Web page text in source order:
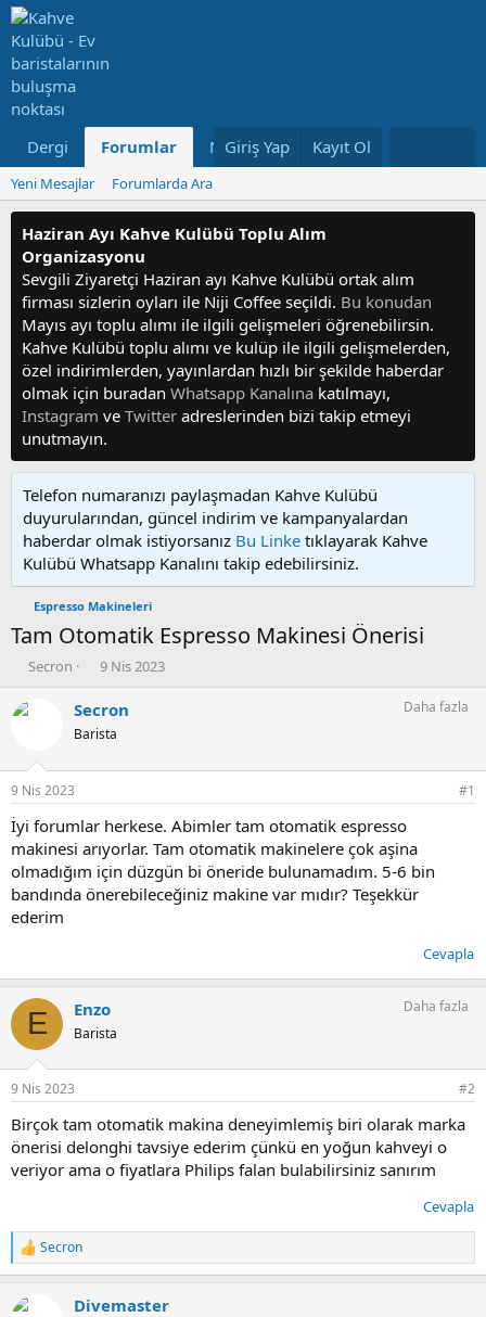
Dergi Forumlar Neler Yeni Kullanıcılar
Giriş Yap Kayıt Ol
Yeni Mesajlar Forumlarda Ara
Haziran Ayı Kahve Kulübü Toplu Alım
Organizasyonu
Sevgili Ziyaretçi Haziran ayı Kahve Kulübü ortak alım
firması sizlerin oyları ile Niji Coffee seçildi. Bu konudan
Mayıs ayı toplu alımı ile ilgili gelişmeleri öğrenebilirsin.
Kahve Kulübü toplu alımı ve kulüp ile ilgili gelişmelerden,
özel indirimlerden, yayınlardan hızlı bir şekilde haberdar
olmak için buradan Whatsapp Kanalına katılmayı,
Instagram ve Twitter adreslerinden bizi takip etmeyi
unutmayın.
Telefon numaranızı paylaşmadan Kahve Kulübü
duyurularından, güncel indirim ve kampanyalardan
haberdar olmak istiyorsanız Bu Linke tıklayarak Kahve
Kulübü Whatsapp Kanalını takip edebilirsiniz.
Espresso Makineleri
Tam Otomatik Espresso Makinesi Önerisi
K
n
u
b
a
ş
a
t
a
n
Secron
B
ş
a
ı
ç
a
r
i
9 Nis 2023
Secron
Barista
Daha fazla
9 Nis 2023 #1
İyi forumlar herkese. Abimler tam otomatik espresso
makinesi arıyorlar. Tam otomatik makinelere çok aşina
olmadığım için düzgün bi öneride bulunamadım. 5-6 bin
bandında önerebileceğiniz makine var mıdır? Teşekkür
ederim
Cevapla
E Enzo
Barista
Daha fazla
9 Nis 2023 #2
Birçok tam otomatik makina deneyimlemiş biri olarak marka
önerisi delonghi tavsiye ederim çünkü en yoğun kahveyi o
veriyor ama o fiyatlara Philips falan bulabilirsiniz sanırım
Cevapla
T
e
k
Secron
Divemaster